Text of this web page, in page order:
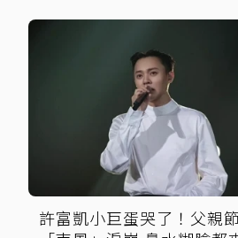
許富凱小巨蛋哭了！父親